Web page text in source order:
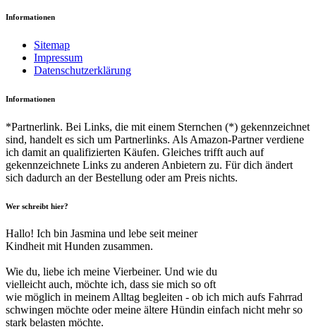
Informationen
Sitemap
Impressum
Datenschutzerklärung
Informationen
*Partnerlink. Bei Links, die mit einem Sternchen (*) gekennzeichnet
sind, handelt es sich um Partnerlinks. Als Amazon-Partner verdiene
ich damit an qualifizierten Käufen. Gleiches trifft auch auf
gekennzeichnete Links zu anderen Anbietern zu. Für dich ändert
sich dadurch an der Bestellung oder am Preis nichts.
Wer schreibt hier?
Hallo! Ich bin Jasmina und lebe seit meiner
Kindheit mit Hunden zusammen.
Wie du, liebe ich meine Vierbeiner. Und wie du
vielleicht auch, möchte ich, dass sie mich so oft
wie möglich in meinem Alltag begleiten - ob ich mich aufs Fahrrad
schwingen möchte oder meine ältere Hündin einfach nicht mehr so
stark belasten möchte.